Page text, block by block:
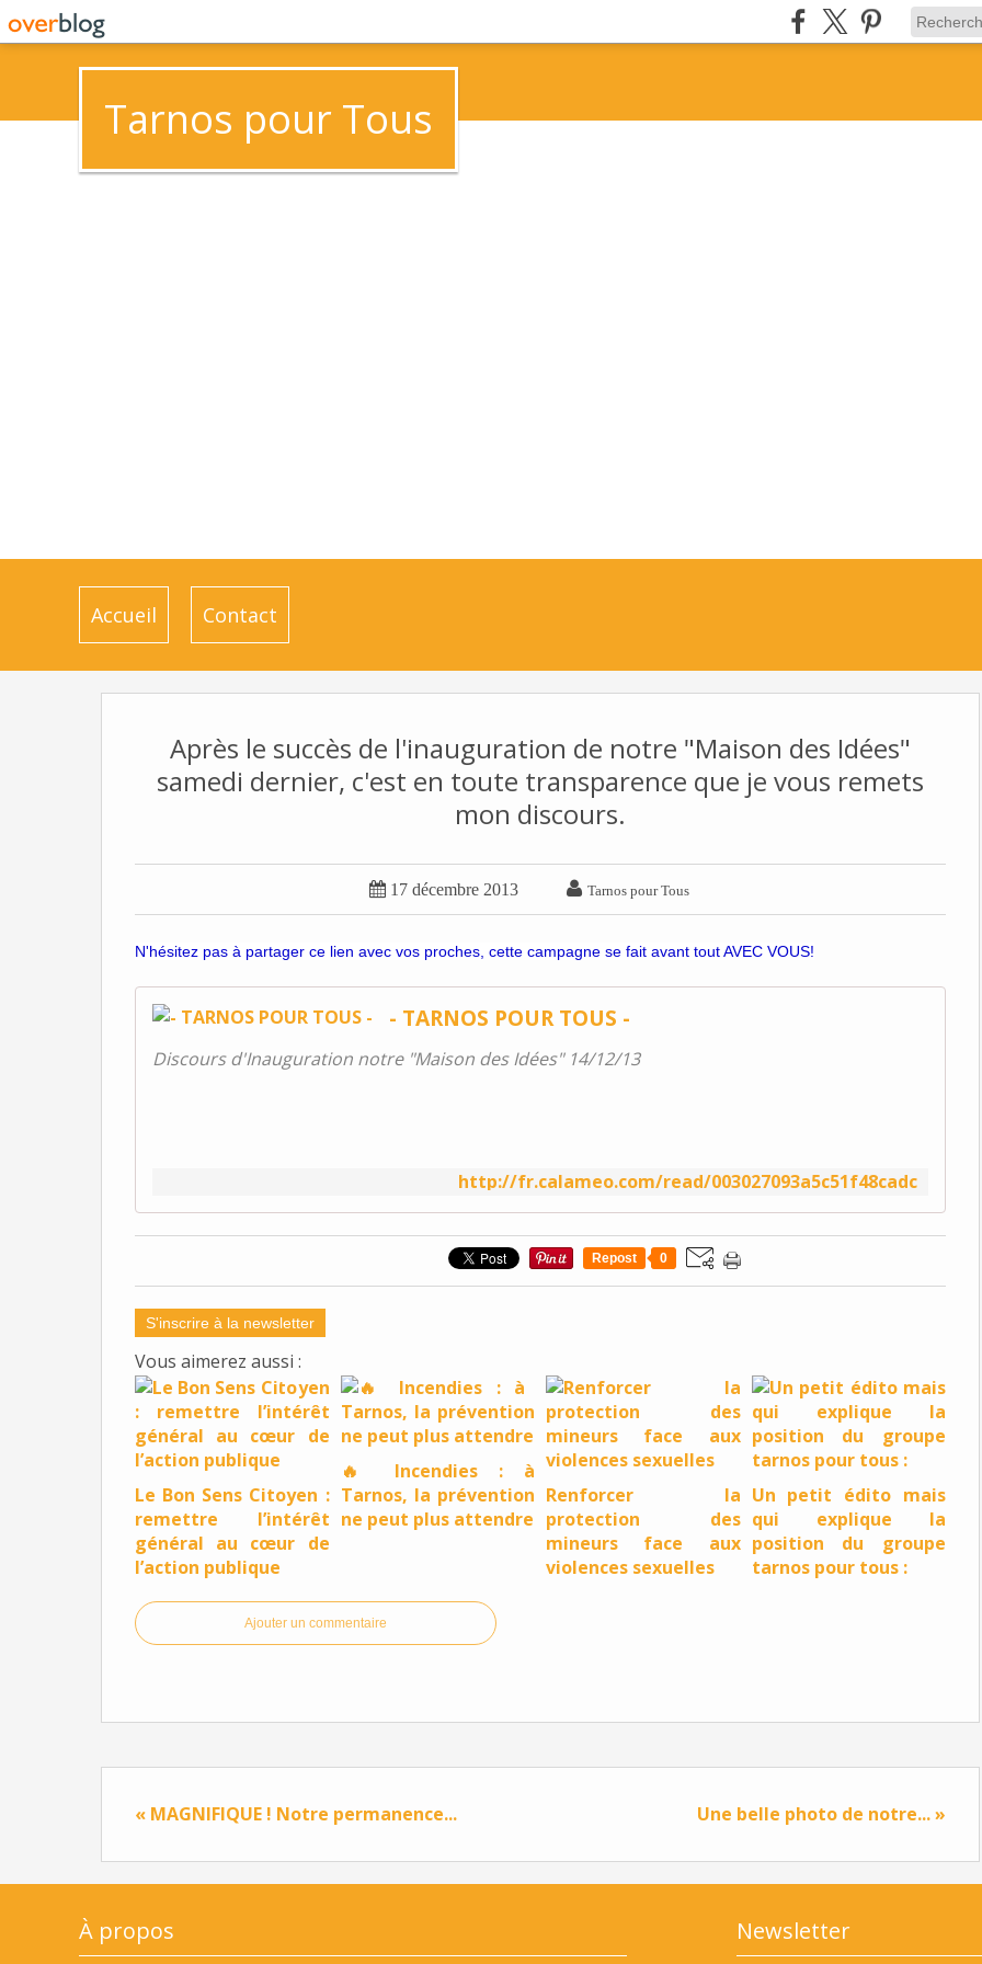
Tarnos pour Tous
Accueil Contact
Après le succès de l'inauguration de notre "Maison des Idées"
samedi dernier, c'est en toute transparence que je vous remets
mon discours.
 17 décembre 2013  Tarnos pour Tous
N'hésitez pas à partager ce lien avec vos proches, cette campagne se fait avant tout AVEC VOUS!
- TARNOS POUR TOUS -
Discours d'Inauguration notre "Maison des Idées" 14/12/13
http://fr.calameo.com/read/003027093a5c51f48cadc
Repost 0
S'inscrire à la newsletter
Vous aimerez aussi :
Le Bon Sens Citoyen :
remettre l’intérêt
général au cœur de
l’action publique
🔥 Incendies : à
Tarnos, la prévention
ne peut plus attendre
Renforcer la
protection des
mineurs face aux
violences sexuelles
Un petit édito mais
qui explique la
position du groupe
tarnos pour tous :
Ajouter un commentaire
« MAGNIFIQUE ! Notre permanence... Une belle photo de notre... »
À propos Newsletter